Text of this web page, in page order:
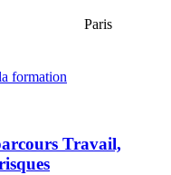
Paris
formation
Travail,